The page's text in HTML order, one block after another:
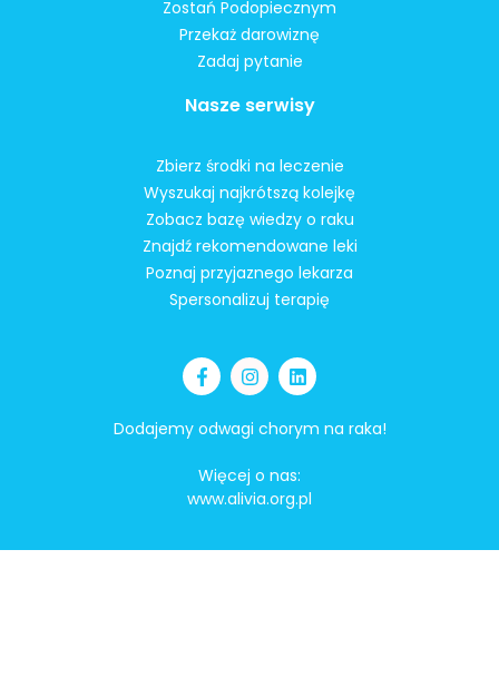
Zostań Podopiecznym
Przekaż darowiznę
Zadaj pytanie
Nasze serwisy
Zbierz środki na leczenie
Wyszukaj najkrótszą kolejkę
Zobacz bazę wiedzy o raku
Znajdź rekomendowane leki
Poznaj przyjaznego lekarza
Spersonalizuj terapię
Dodajemy odwagi chorym na raka!
Więcej o nas:
www.alivia.org.pl